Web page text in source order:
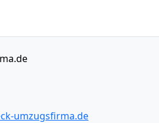
umzugsfirma.de